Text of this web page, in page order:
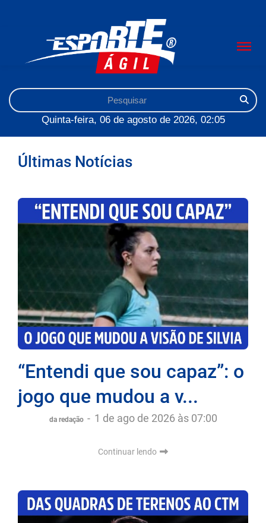
Quinta-feira, 06 de agosto de 2026, 02:05
Últimas Notícias
“Entendi que sou capaz”: o
jogo que mudou a v...
da redação - 1 de ago de 2026 às 07:00
Continuar lendo